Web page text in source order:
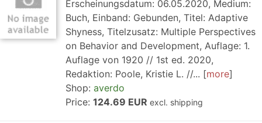
Erscheinungsdatum: 06.05.2020, Medium:
Buch, Einband: Gebunden, Titel: Adaptive
Shyness, Titelzusatz: Multiple Perspectives
on Behavior and Development, Auflage: 1.
Auflage von 1920 // 1st ed. 2020,
Redaktion: Poole, Kristie L. //...
more
Shop: averdo
Price: 124.69 EUR excl. shipping